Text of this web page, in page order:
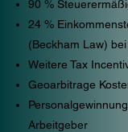
90 %
24 %
(Beckham Law)
Weitere Tax
Geoarbitrage
Arbeitgeber